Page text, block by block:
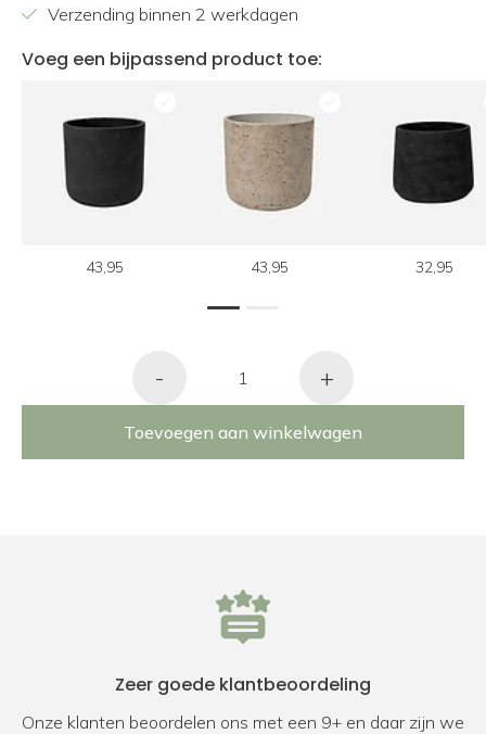
Verzending binnen 2 werkdagen
Voeg een bijpassend product toe:
43,95 43,95 32,95
1
- +
Toevoegen aan winkelwagen
Zeer goede klantbeoordeling
Onze klanten beoordelen ons met een 9+ en daar zijn we